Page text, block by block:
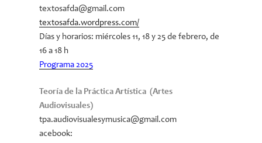
textosafda@gmail.com
textosafda.wordpress.com/
Días y horarios: miércoles 11, 18 y 25 de febrero, de
16 a 18 h
Programa 2025
Teoría de la Práctica Artística (Artes
Audiovisuales)
tpa.audiovisualesymusica@gmail.com
acebook: